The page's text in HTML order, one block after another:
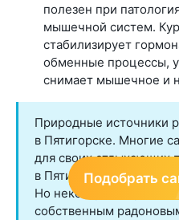
полезен при
мышечной систем.
стабилизирует
обменные процессы,
снимает мышечное и
Природные источники
в Пятигорске. Многие
для своих отдыхающих
в Пятигорской
Но некоторые
собственным
Подобрать